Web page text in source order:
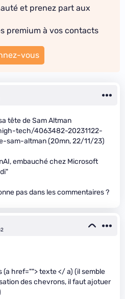
et prenez part aux
premium à vos contacts
vous
tête de Sam Altman
tech/4063482-20231122-
sam-altman (20mn, 22/11/23)
embauché chez Microsoft
pas dans les commentaires ?
href=""> texte </ a) (il semble
des chevrons, il faut ajotuer